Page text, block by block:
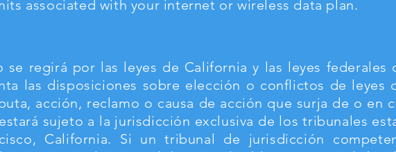
associated with your internet or wireless data plan.
se regirá por las leyes de California y las leyes federales
las disposiciones sobre elección o conflictos de leyes
acción, reclamo o causa de acción que surja de o en
sujeto a la jurisdicción exclusiva de los tribunales
California. Si un tribunal de jurisdicción